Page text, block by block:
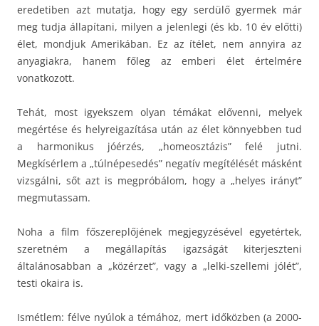
eredetiben azt mutatja, hogy egy serdülő gyermek már
meg tudja állapítani, milyen a jelenlegi (és kb. 10 év előtti)
élet, mondjuk Amerikában. Ez az ítélet, nem annyira az
anyagiakra, hanem főleg az emberi élet értelmére
vonatkozott.
Tehát, most igyekszem olyan témákat elővenni, melyek
megértése és helyreigazítása után az élet könnyebben tud
a harmonikus jóérzés, „homeosztázis” felé jutni.
Megkísérlem a „túlnépesedés” negatív megítélését másként
vizsgálni, sőt azt is megpróbálom, hogy a „helyes irányt”
megmutassam.
Noha a film főszereplőjének megjegyzésével egyetértek,
szeretném a megállapítás igazságát kiterjeszteni
általánosabban a „közérzet”, vagy a „lelki-szellemi jólét”,
testi okaira is.
Ismétlem: félve nyúlok a témához, mert időközben (a 2000-